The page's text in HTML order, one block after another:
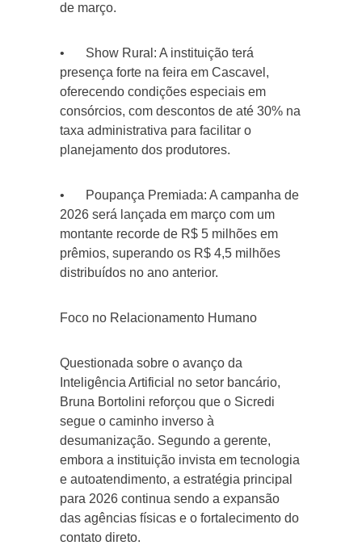
de março.
•
Show Rural: A instituição terá
presença forte na feira em Cascavel,
oferecendo condições especiais em
consórcios, com descontos de até 30% na
taxa administrativa para facilitar o
planejamento dos produtores.
•
Poupança Premiada: A campanha de
2026 será lançada em março com um
montante recorde de R$ 5 milhões em
prêmios, superando os R$ 4,5 milhões
distribuídos no ano anterior.
Foco no Relacionamento Humano
Questionada sobre o avanço da
Inteligência Artificial no setor bancário,
Bruna Bortolini reforçou que o Sicredi
segue o caminho inverso à
desumanização. Segundo a gerente,
embora a instituição invista em tecnologia
e autoatendimento, a estratégia principal
para 2026 continua sendo a expansão
das agências físicas e o fortalecimento do
contato direto.